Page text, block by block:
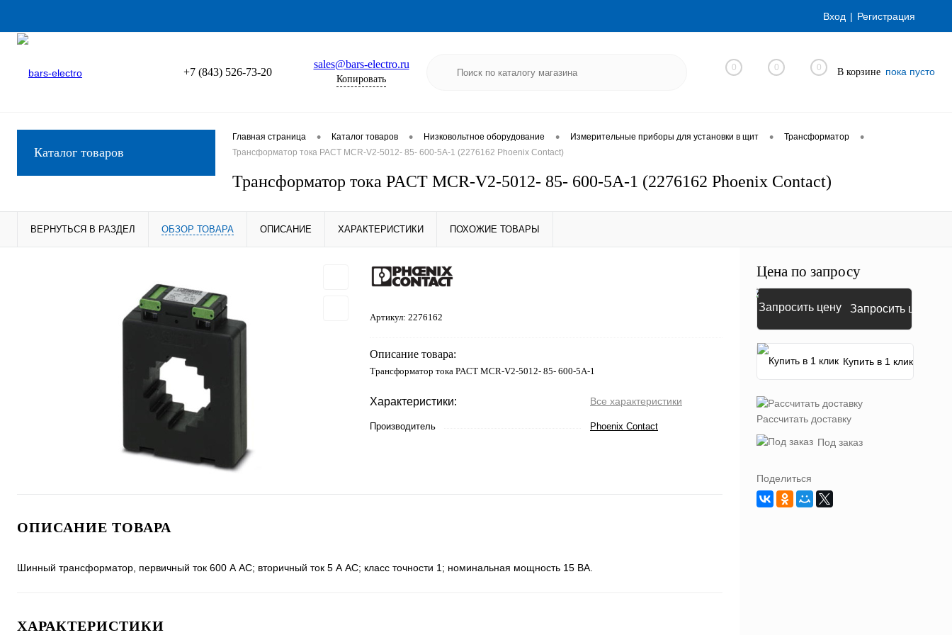
Вход Регистрация
+7 (843) 526-73-20
sales@bars-electro.ru
Копировать
0 0 0 В корзине пока пусто
Каталог товаров
Главная страница • Каталог товаров • Низковольтное оборудование • Измерительные приборы для установки в щит • Трансформатор •
Трансформатор тока PACT MCR-V2-5012- 85- 600-5A-1 (2276162 Phoenix Contact)
Трансформатор тока PACT MCR-V2-5012- 85- 600-5A-1 (2276162 Phoenix Contact)
ВЕРНУТЬСЯ В РАЗДЕЛ ОБЗОР ТОВАРА ОПИСАНИЕ ХАРАКТЕРИСТИКИ ПОХОЖИЕ ТОВАРЫ
Артикул: 2276162
Описание товара:
Трансформатор тока PACT MCR-V2-5012- 85- 600-5A-1
Характеристики: Все характеристики
Производитель Phoenix Contact
ОПИСАНИЕ ТОВАРА
Шинный трансформатор, первичный ток 600 А АС; вторичный ток 5 А АС; класс точности 1; номинальная мощность 15 ВА.
ХАРАКТЕРИСТИКИ
Цена по запросу
Запросить цену
Купить в 1 клик
Рассчитать доставку
Под заказ
Поделиться